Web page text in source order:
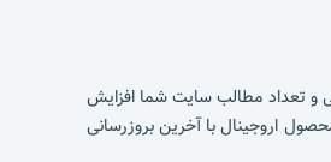
و تعداد مطالب سایت شما افزایش
اروجینال با آخرین بروزرسانی